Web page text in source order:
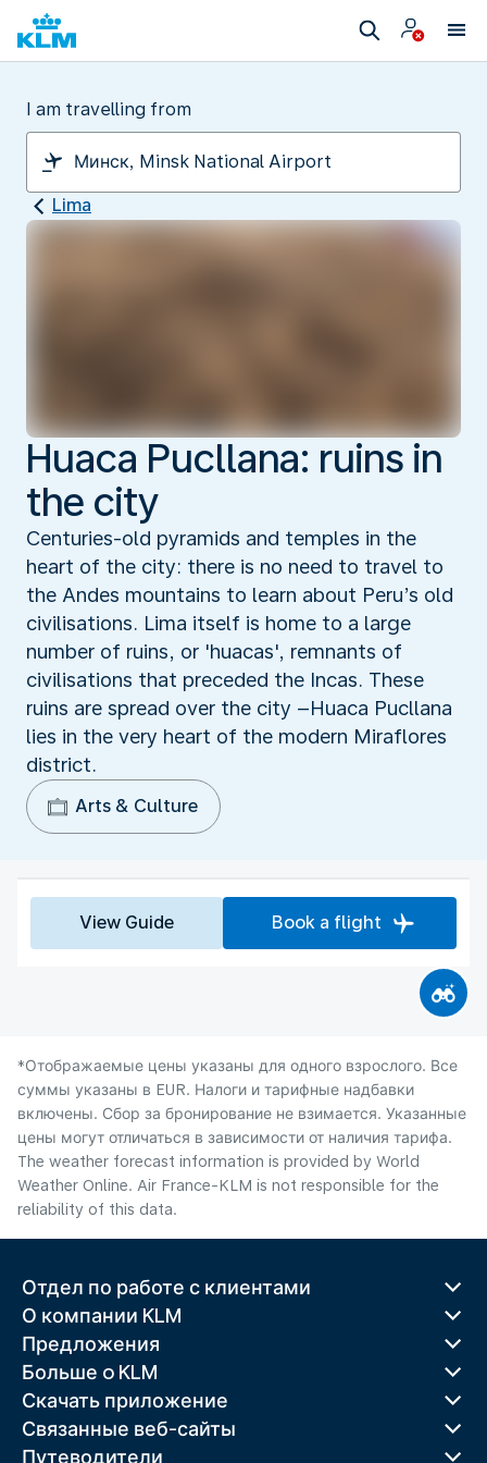
I am travelling from
Lima
Huaca Pucllana: ruins in
the city
Centuries-old pyramids and temples in the
heart of the city: there is no need to travel to
the Andes mountains to learn about Peru’s old
civilisations. Lima itself is home to a large
number of ruins, or 'huacas', remnants of
civilisations that preceded the Incas. These
ruins are spread over the city –Huaca Pucllana
lies in the very heart of the modern Miraflores
district.
Arts & Culture
View Guide Book a flight
*Отображаемые цены указаны для одного взрослого. Все
суммы указаны в EUR. Налоги и тарифные надбавки
включены. Сбор за бронирование не взимается. Указанные
цены могут отличаться в зависимости от наличия тарифа.
The weather forecast information is provided by World
Weather Online. Air France-KLM is not responsible for the
reliability of this data.
Отдел по работе с клиентами
О компании KLM
Предложения
Больше o KLM
Скачать приложение
Связанные веб-сайты
Путеводители